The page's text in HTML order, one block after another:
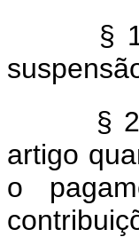
§
§ 2
artigo
o